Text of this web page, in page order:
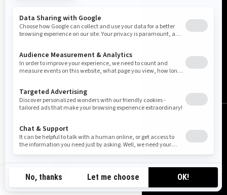
NO-NO
Norge (norsk)
© BRP 2003-2026
Juridisk merknad
Personvern
Retningslinjer for informasjonskapsler
Tilgjengelighet
Sideoversikt Cookie-innstillinger